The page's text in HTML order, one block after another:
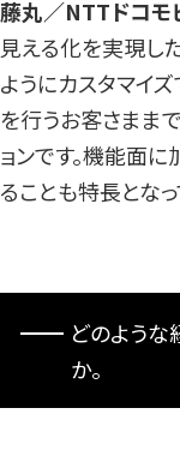
藤丸／NTTドコモ
見える化を実現し
ようにカスタマイ
を行うお客さまま
ョンです。機能面
ることも特長となっ
どのような
か。